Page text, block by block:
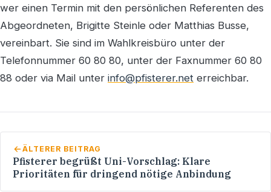
wer einen Termin mit den persönlichen Referenten des
Abgeordneten, Brigitte Steinle oder Matthias Busse,
vereinbart. Sie sind im Wahlkreisbüro unter der
Telefonnummer 60 80 80, unter der Faxnummer 60 80
88 oder via Mail unter info@pfisterer.net erreichbar.
ÄLTERER BEITRAG
Pfisterer begrüßt Uni-Vorschlag: Klare
Prioritäten für dringend nötige Anbindung